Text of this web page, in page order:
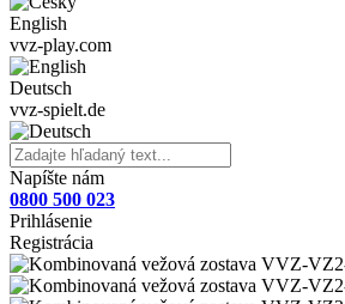
English
vvz-play.com
Deutsch
vvz-spielt.de
Napíšte nám
0800 500 023
Prihlásenie
Registrácia